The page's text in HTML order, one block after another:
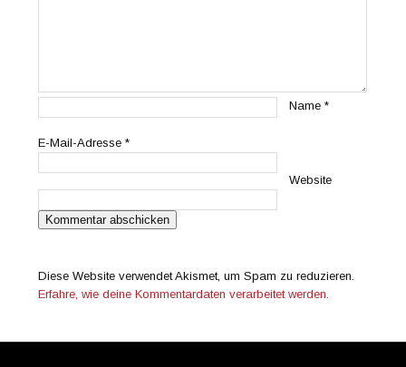
Name*
E-Mail-Adresse*
Website
Diese Website verwendet Akismet, um Spam zu reduzieren.
Erfahre, wie deine Kommentardaten verarbeitet werden.